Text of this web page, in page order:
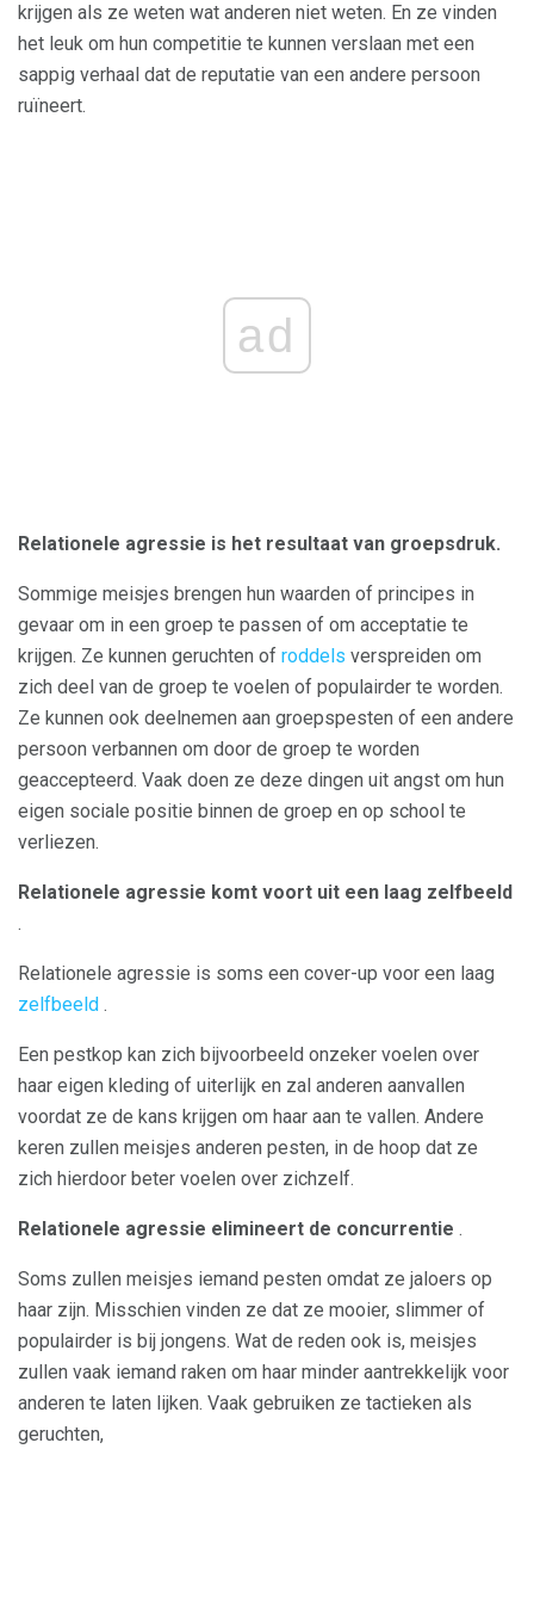
krijgen als ze weten wat anderen niet weten. En ze vinden
het leuk om hun competitie te kunnen verslaan met een
sappig verhaal dat de reputatie van een andere persoon
ruïneert.
ad
Relationele agressie is het resultaat van groepsdruk.
Sommige meisjes brengen hun waarden of principes in
gevaar om in een groep te passen of om acceptatie te
krijgen. Ze kunnen geruchten of roddels verspreiden om
zich deel van de groep te voelen of populairder te worden.
Ze kunnen ook deelnemen aan groepspesten of een andere
persoon verbannen om door de groep te worden
geaccepteerd. Vaak doen ze deze dingen uit angst om hun
eigen sociale positie binnen de groep en op school te
verliezen.
Relationele agressie komt voort uit een laag zelfbeeld
.
Relationele agressie is soms een cover-up voor een laag
zelfbeeld .
Een pestkop kan zich bijvoorbeeld onzeker voelen over
haar eigen kleding of uiterlijk en zal anderen aanvallen
voordat ze de kans krijgen om haar aan te vallen. Andere
keren zullen meisjes anderen pesten, in de hoop dat ze
zich hierdoor beter voelen over zichzelf.
Relationele agressie elimineert de concurrentie .
Soms zullen meisjes iemand pesten omdat ze jaloers op
haar zijn. Misschien vinden ze dat ze mooier, slimmer of
populairder is bij jongens. Wat de reden ook is, meisjes
zullen vaak iemand raken om haar minder aantrekkelijk voor
anderen te laten lijken. Vaak gebruiken ze tactieken als
geruchten,